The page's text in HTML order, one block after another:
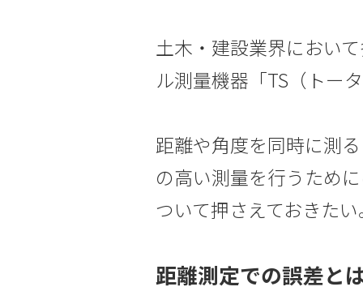
土木・建設業界におい
ル測量機器「TS（トー
距離や角度を同時に測
の高い測量を行うため
ついて押さえておきた
距離測定での誤差と